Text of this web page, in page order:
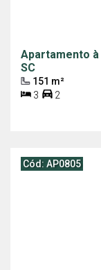
Apartamento
SC
151 m²
3
2
Cód: AP0805